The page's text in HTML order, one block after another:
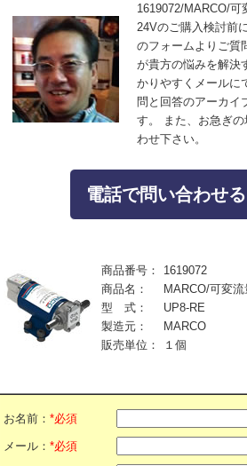
1619072/MARCO/可
24Vのご購入検討前
のフォームよりご質
が貴方の悩みを解決
かりやすくメールに
問と回答のアーカイ
す。 また、お急ぎ
わせ下さい。
電話で問い合わせ
商品番号：
1619072
商品名：
MARCO/可変
型 式：
UP8-RE
製造元：
MARCO
販売単位：
１個
お名前： *必須
メール： *必須